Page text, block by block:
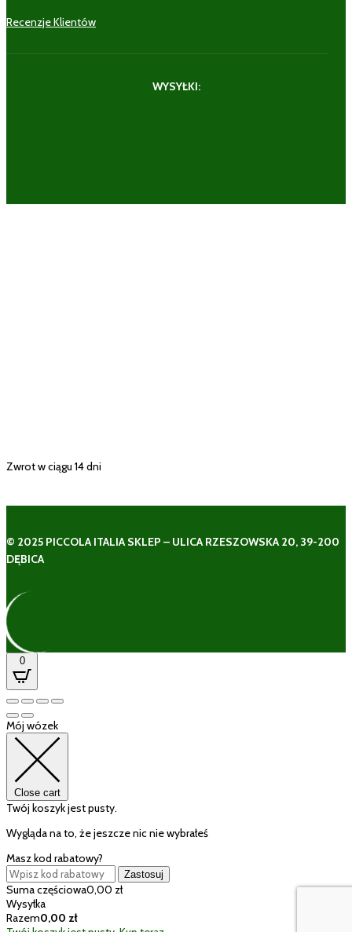
Recenzje Klientów
WYSYŁKI:
Zwrot w ciągu 14 dni
© 2025 PICCOLA ITALIA SKLEP – ULICA RZESZOWSKA 20, 39-200
DĘBICA
0
Mój wózek
Close cart
Twój koszyk jest pusty.
Wygląda na to, że jeszcze nic nie wybrałeś
Masz kod rabatowy?
Zastosuj
Suma częściowa0,00 zł
Wysyłka
Razem0,00 zł